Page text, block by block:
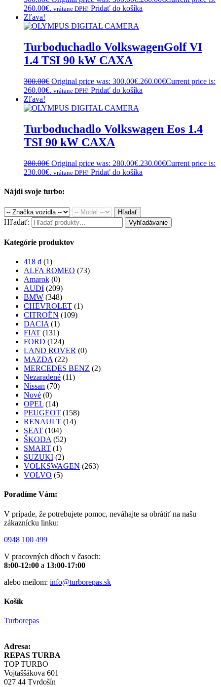
260.00€. vrátane DPH! Pridať do košíka
Zľava!
Turboduchadlo VolkswagenGolf VI
1.4 TSI 90 kW CAXA
300.00€ Original price was: 300.00€.260.00€Current price is:
260.00€. vrátane DPH! Pridať do košíka
Zľava!
Turboduchadlo Volkswagen Eos 1.4
TSI 90 kW CAXA
280.00€ Original price was: 280.00€.230.00€Current price is:
230.00€. vrátane DPH! Pridať do košíka
Nájdi svoje turbo:
Hľadať
Hľadať: Vyhľadávanie
Kategórie produktov
418 d (1)
ALFA ROMEO (73)
Amarok (0)
AUDI (209)
BMW (348)
CHEVROLET (1)
CITROËN (109)
DACIA (1)
FIAT (131)
FORD (124)
LAND ROVER (0)
MAZDA (22)
MERCEDES BENZ (2)
Nezaradené (11)
Nissan (70)
Nové (0)
OPEL (14)
PEUGEOT (158)
RENAULT (14)
SEAT (104)
ŠKODA (52)
SMART (1)
SUZUKI (2)
VOLKSWAGEN (263)
VOLVO (5)
Poradíme Vám:
V prípade, že potrebujete pomoc, neváhajte sa obrátiť na našu
zákaznícku linku:
0948 100 499
V pracovných dňoch v časoch:
8:00-12:00 a 13:00-17:00
alebo meilom: info@turborepas.sk
Košík
Turborepas
Adresa:
REPAS TURBA
TOP TURBO
Vojtaššákova 601
027 44 Tvrdošín